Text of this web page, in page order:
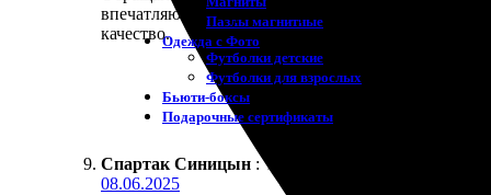
Пазлы магнитные
Одежда с Фото
Футболки детские
Футболки для взрослых
Бьюти-боксы
Подарочные сертификаты
впечатляющее, картинка яркая, цвета
качество.
Спартак Синицын : ★
08.06.2025